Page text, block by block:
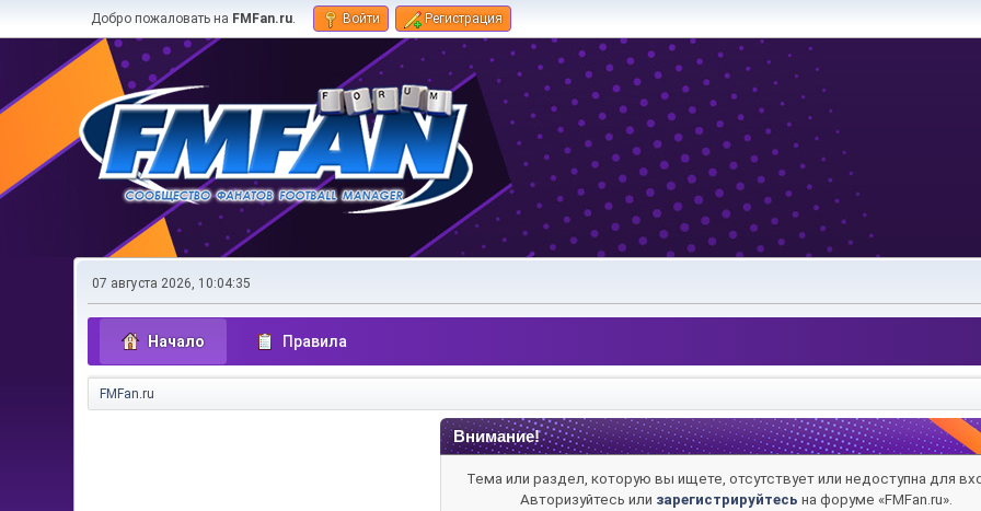
Добро пожаловать на FMFan.ru. Войти Регистрация
07 августа 2026, 10:04:35
Начало Правила
FMFan.ru
Внимание!
Тема или раздел, которую вы ищете, отсутствует или недоступна для
Авторизуйтесь или зарегистрируйтесь на форуме «FMFan.ru».